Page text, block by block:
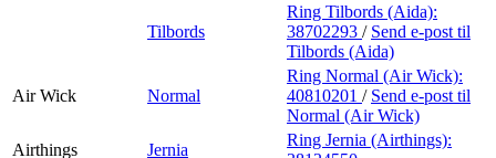
Tilbords
Ring Tilbords (Aida):
38702293 / Send e-post til
Tilbords (Aida)
Air Wick Normal
Ring Normal (Air Wick):
40810201 / Send e-post til
Normal (Air Wick)
Airthings
Jernia
Ring Jernia (Airthings):